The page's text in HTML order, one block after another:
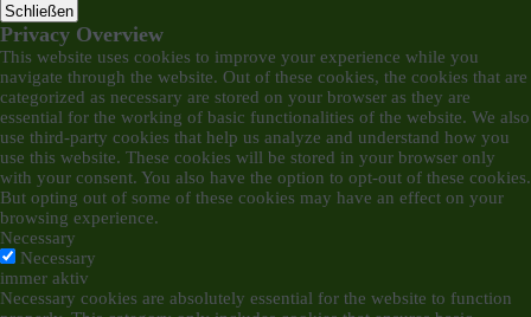
Schließen
Privacy Overview
This website uses cookies to improve your experience while you
navigate through the website. Out of these cookies, the cookies that are
categorized as necessary are stored on your browser as they are
essential for the working of basic functionalities of the website. We also
use third-party cookies that help us analyze and understand how you
use this website. These cookies will be stored in your browser only
with your consent. You also have the option to opt-out of these cookies.
But opting out of some of these cookies may have an effect on your
browsing experience.
Necessary
Necessary
immer aktiv
Necessary cookies are absolutely essential for the website to function